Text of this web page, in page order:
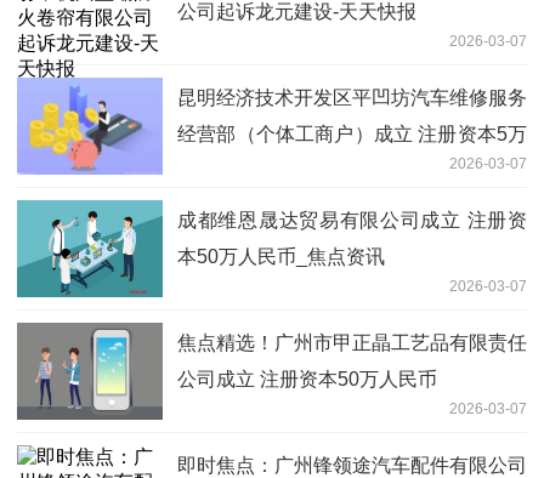
公司起诉龙元建设-天天快报
2026-03-07
昆明经济技术开发区平凹坊汽车维修服务
经营部（个体工商户）成立 注册资本5万
2026-03-07
成都维恩晟达贸易有限公司成立 注册资
本50万人民币_焦点资讯
2026-03-07
焦点精选！广州市甲正晶工艺品有限责任
公司成立 注册资本50万人民币
2026-03-07
即时焦点：广州锋领途汽车配件有限公司